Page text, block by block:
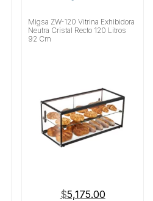
Migsa ZW-120 Vitrina Exhibidora
Neutra Cristal Recto 120 Litros
92 Cm
$5,175.00